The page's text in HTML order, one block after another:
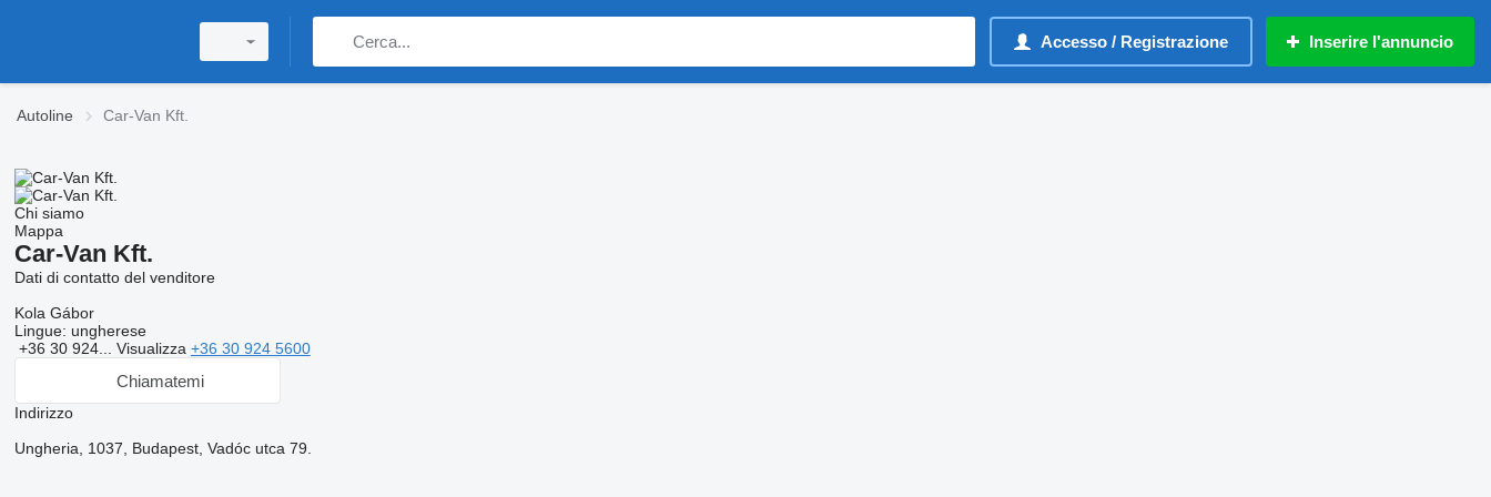
Accesso / Registrazione Inserire l'annuncio
Autoline Car-Van Kft.
Chi siamo
Mappa
Car-Van Kft.
Dati di contatto del venditore
Kola Gábor
Lingue: ungherese
+36 30 924... Visualizza +36 30 924 5600
Chiamatemi
Indirizzo
Ungheria, 1037, Budapest, Vadóc utca 79.